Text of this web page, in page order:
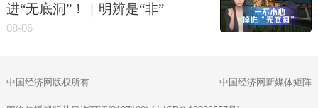
进“无底洞”！｜明辨是“非”
08-06
中国经济网版权所有 中国经济网新媒体矩阵